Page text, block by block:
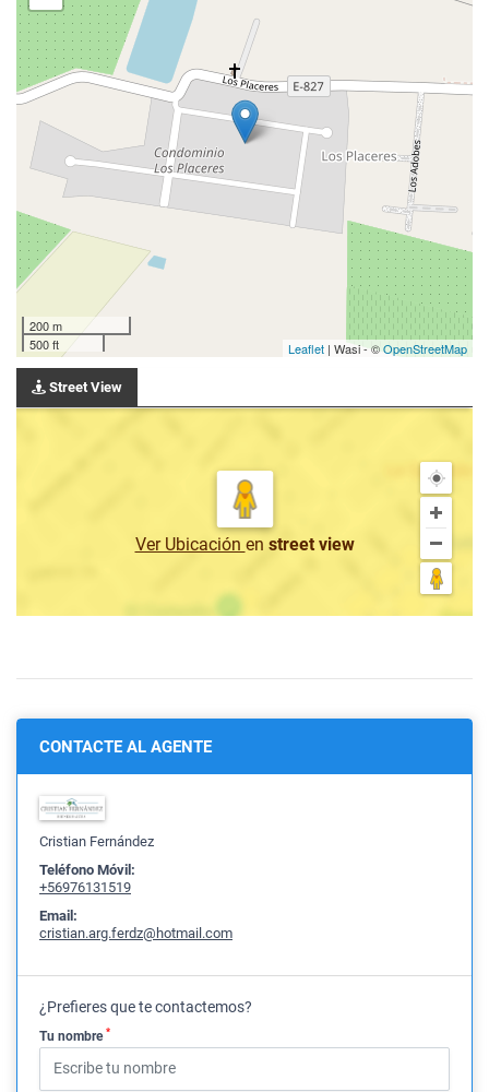
200 m
500 ft
Leaflet | Wasi - ©OpenStreetMap
Street View
Ver Ubicación en street view
CONTACTE AL AGENTE
Cristian Fernández
Teléfono Móvil:
+56976131519
Email:
cristian.arg.ferdz@hotmail.com
¿Prefieres que te contactemos?
Tu nombre *